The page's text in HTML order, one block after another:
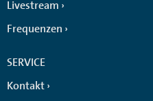
Livestream
Frequenzen
SERVICE
Kontakt